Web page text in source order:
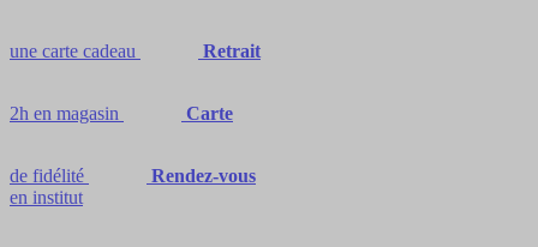
une carte cadeau Retrait
2h en magasin Carte
de fidélité
Rendez-vous
en institut